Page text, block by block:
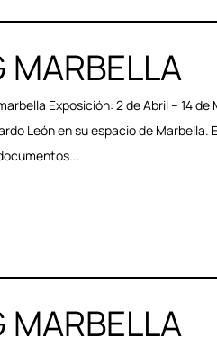
MARBELLA
Exposición: 2 de Abril – 14
León en su espacio de
MARBELLA